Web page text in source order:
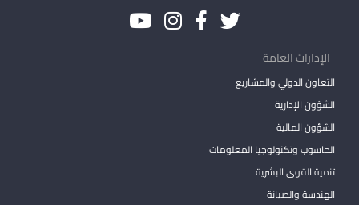
الإدارات العامة
التعاون الدولي والمشاريع
الشؤون الإدارية
الشؤون المالية
الحاسوب وتكنولوجيا المعلومات
تنمية القوى البشرية
الهندسة والصيانة